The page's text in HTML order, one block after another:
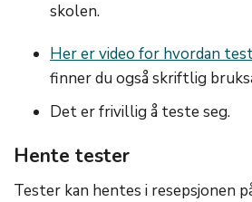
skolen.
Her er video for hvordan
finner du også skriftlig
Det er frivillig å teste seg.
Hente tester
Tester kan hentes i resepsjonen